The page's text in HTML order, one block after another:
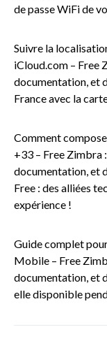
de passe WiFi de
Suivre la
iCloud.com – Free
documentation, et
France avec la
Comment
+33 – Free Zimbra
documentation, et
Free : des alliées
expérience !
Guide complet
Mobile – Free
documentation, et
elle disponible